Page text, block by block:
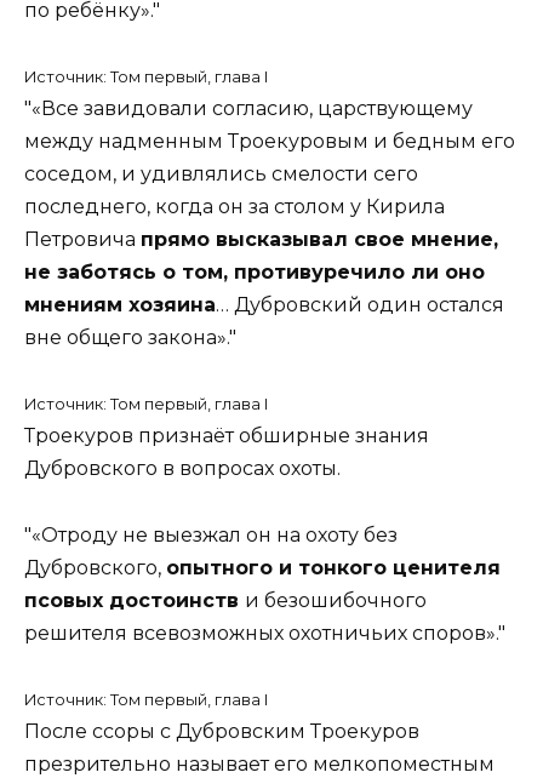
по ребёнку».
Источник: Том первый, глава I
«Все завидовали согласию, царствующему
между надменным Троекуровым и бедным его
соседом, и удивлялись смелости сего
последнего, когда он за столом у Кирила
Петровича прямо высказывал свое мнение,
не заботясь о том, противуречило ли оно
мнениям хозяина… Дубровский один остался
вне общего закона».
Источник: Том первый, глава I
Троекуров признаёт обширные знания
Дубровского в вопросах охоты.
«Отроду не выезжал он на охоту без
Дубровского, опытного и тонкого ценителя
псовых достоинств и безошибочного
решителя всевозможных охотничьих споров».
Источник: Том первый, глава I
После ссоры с Дубровским Троекуров
презрительно называет его мелкопоместным